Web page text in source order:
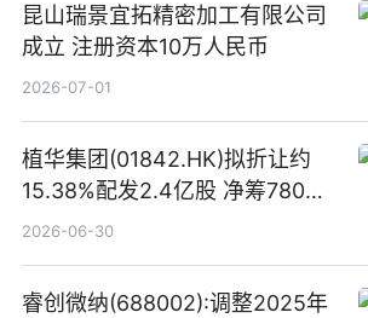
昆山瑞景宜拓精密加工有限公司
成立 注册资本10万人民币
2026-07-01
植华集团(01842.HK)拟折让约
15.38%配发2.4亿股 净筹780万
港元
2026-06-30
睿创微纳(688002):调整2025年